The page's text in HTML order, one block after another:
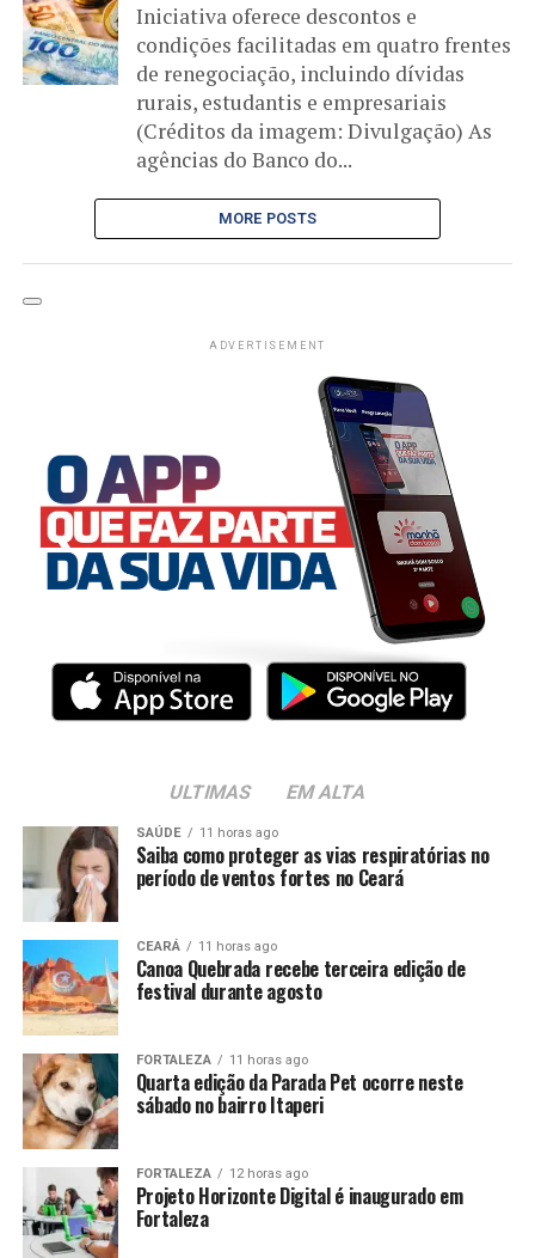
Iniciativa oferece descontos e
condições facilitadas em quatro frentes
de renegociação, incluindo dívidas
rurais, estudantis e empresariais
(Créditos da imagem: Divulgação) As
agências do Banco do...
MORE POSTS
ADVERTISEMENT
ULTIMAS EM ALTA
SAÚDE 11 horas ago
Saiba como proteger as vias respiratórias no
período de ventos fortes no Ceará
CEARÁ 11 horas ago
Canoa Quebrada recebe terceira edição de
festival durante agosto
FORTALEZA 11 horas ago
Quarta edição da Parada Pet ocorre neste
sábado no bairro Itaperi
FORTALEZA 12 horas ago
Projeto Horizonte Digital é inaugurado em
Fortaleza